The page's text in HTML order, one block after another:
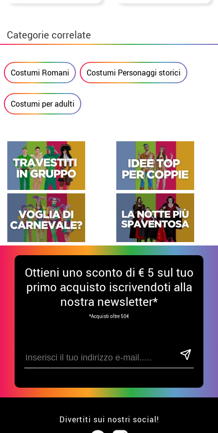
Categorie correlate
Costumi Romani Costumi Personaggi storici
Costumi per adulti
Ottieni uno sconto di € 5 sul tuo
primo acquisto iscrivendoti alla
nostra newsletter*
*Acquisti oltre 50€
Divertiti sui nostri social!